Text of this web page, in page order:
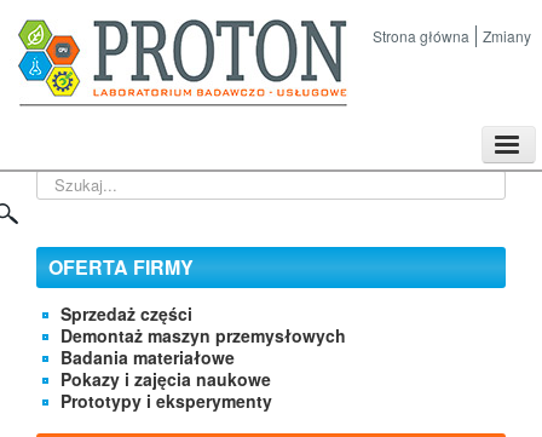
Strona główna Zmiany
Kontakt
Szukaj...
OFERTA FIRMY
Sprzedaż części
Demontaż maszyn przemysłowych
Badania materiałowe
Pokazy i zajęcia naukowe
Prototypy i eksperymenty